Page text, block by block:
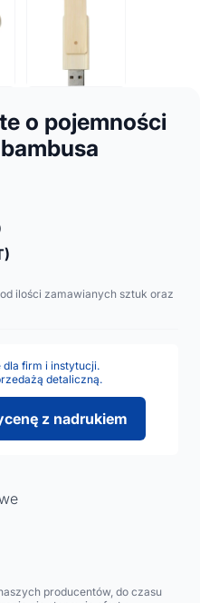
o pojemności
ilości zamawianych sztuk oraz
dla firm i instytucji.
detaliczną.
z nadrukiem
producentów, do czasu